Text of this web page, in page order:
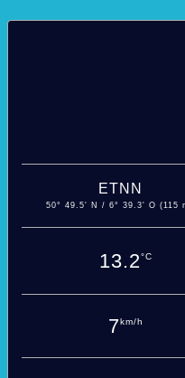
ETNN
50° 49.5' N / 6° 39.3' O (115
13.2°C
7km/h